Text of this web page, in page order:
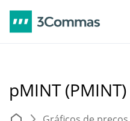
pMINT (PMINT)